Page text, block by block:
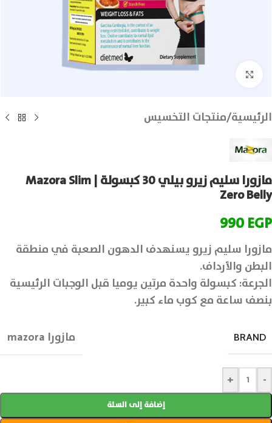
انقر للتكبير
الرئيسية/منتجات التخسيس
مازورا سليم زيرو بيلي 30 كبسولة | Mazora Slim
Zero Belly
990EGP
مازورا سليم زيرو يسنهدف الدهون الصعبة في منطقة
البطن والأرداف.
الجرعة: كبسولة واحدة مرتين يوميا قبل الوجبات الرئيسية
بنصف ساعة مع كوب ماء كبير.
BRAND مازورا mazora
-
+
إضافة إلى السلة